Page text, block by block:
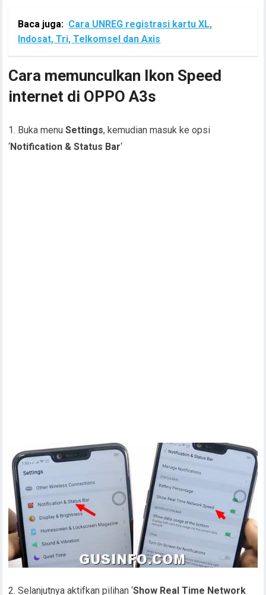
Baca juga: Cara UNREG registrasi kartu XL,
Indosat, Tri, Telkomsel dan Axis
Cara memunculkan Ikon Speed
internet di OPPO A3s
1. Buka menuSettings, kemudian masuk ke opsi
‘Notification & Status Bar‘
2. Selanjutnya aktifkan pilihan ‘Show Real Time Network